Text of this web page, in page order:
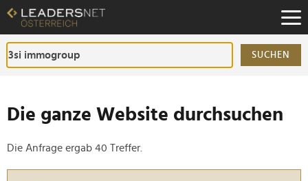
Zum
Inhalt
Zur
Fußzeilen-
Navigation
SUCHEN
Die ganze Website durchsuchen
Die Anfrage ergab 40 Treffer.